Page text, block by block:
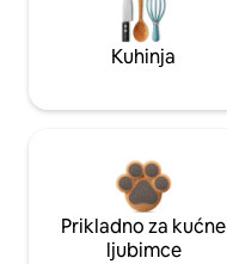
Kuhinja
Prikladno za kućne
ljubimce